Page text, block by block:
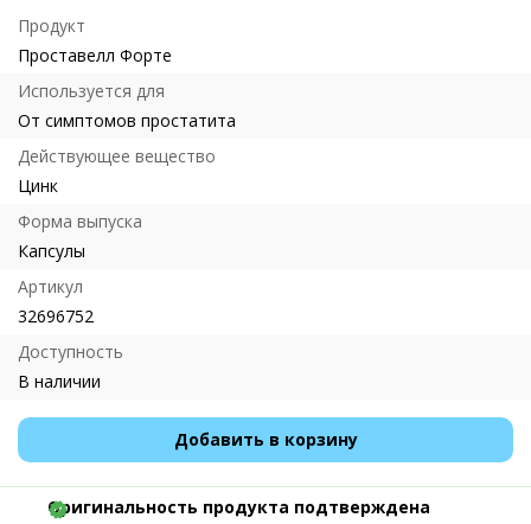
Продукт
Проставелл Форте
Используется для
От симптомов простатита
Действующее вещество
Цинк
Форма выпуска
Капсулы
Артикул
32696752
Доступность
В наличии
Добавить в корзину
Оригинальность продукта подтверждена